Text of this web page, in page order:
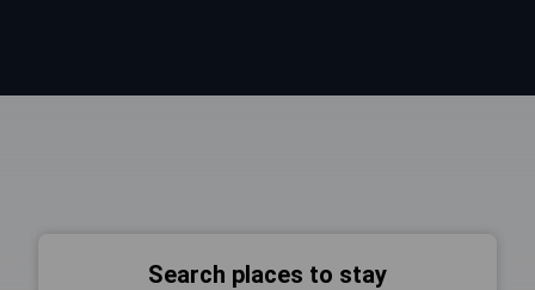
Search places to stay